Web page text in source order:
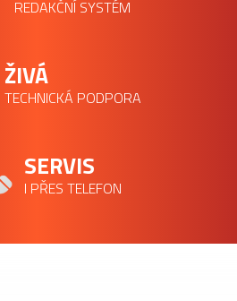
REDAKČNÍ SYSTÉM
ŽIVÁ
TECHNICKÁ PODPORA
SERVIS
I PŘES TELEFON